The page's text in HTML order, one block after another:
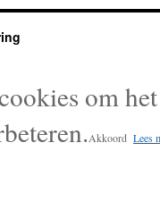
om
Akkoord Lees